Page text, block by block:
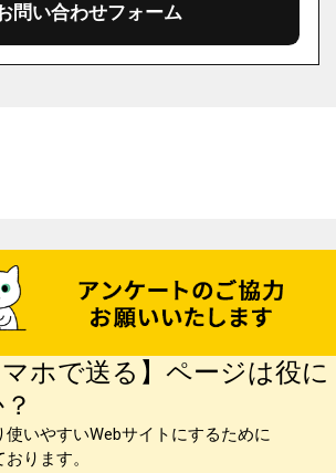
問い合わせフォーム